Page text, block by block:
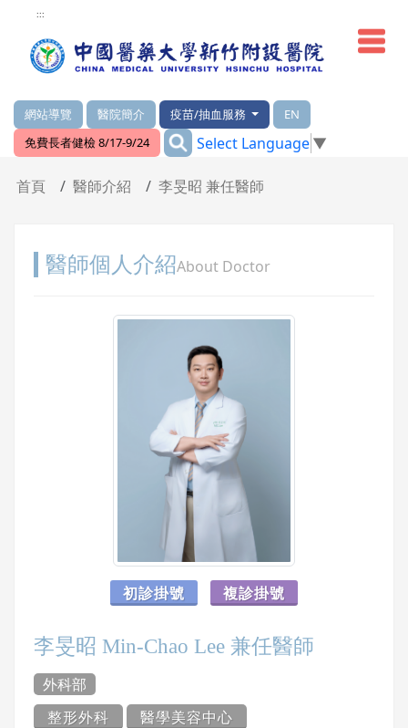
網頁頂端重要消息及連結
:::
網站導覽 醫院簡介 疫苗/抽血服務
EN
免費長者健檢 8/17-9/24
::: Select Language▼
首頁 醫師介紹 李旻昭 兼任醫師
醫師個人介紹About Doctor
初診掛號 複診掛號
李旻昭 Min-Chao Lee 兼任醫師
外科部
整形外科
醫學美容中心